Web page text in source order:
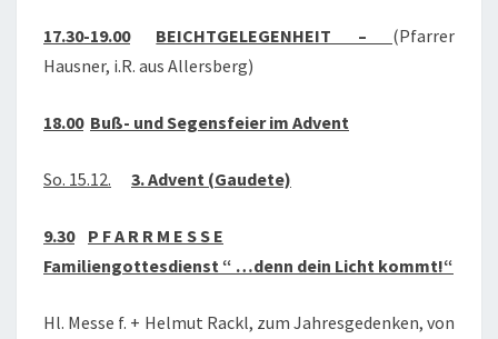
17.30-19.00 BEICHTGELEGENHEIT – (Pfarrer
Hausner, i.R. aus Allersberg)
18.00 Buß- und Segensfeier im Advent
So. 15.12. 3. Advent (Gaudete)
9.30
P F A R R M E S S E
Familiengottesdienst “ …denn dein Licht kommt!“
Hl. Messe f. + Helmut Rackl, zum Jahresgedenken, von